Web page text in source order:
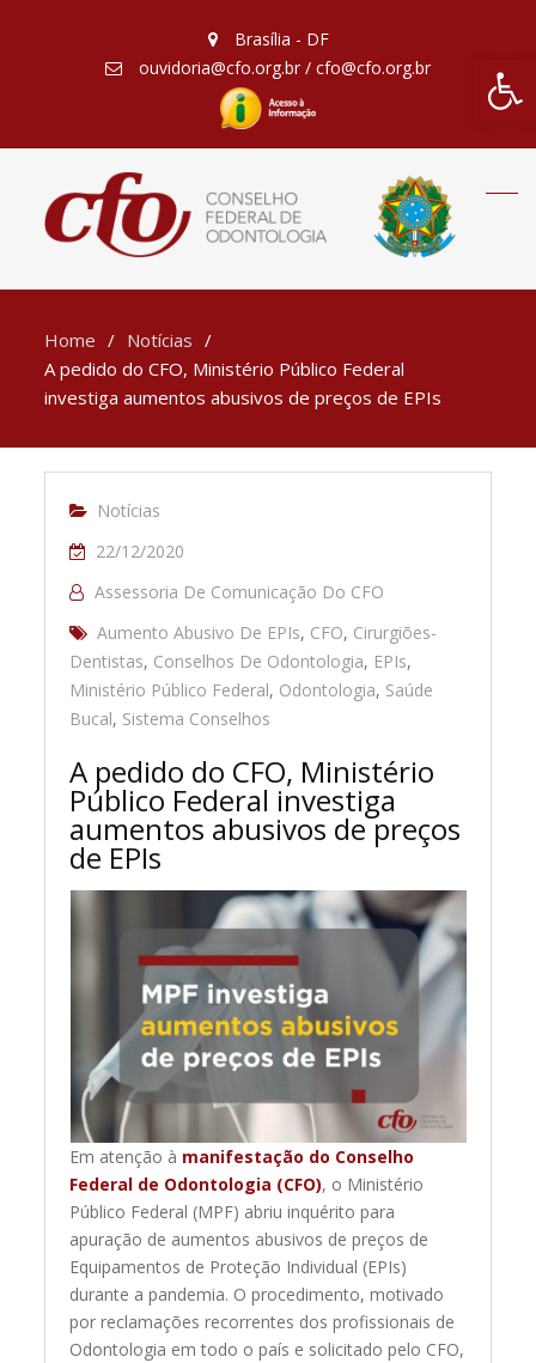
Barra
Brasília - DF
ouvidoria@cfo.org.br / cfo@cfo.org.br
Home
Notícias
A pedido do CFO, Ministério Público Federal
investiga aumentos abusivos de preços de EPIs
Notícias
22/12/2020
Assessoria De Comunicação Do CFO
Aumento Abusivo De EPIs, CFO, Cirurgiões-
Dentistas, Conselhos De Odontologia, EPIs,
Ministério Público Federal, Odontologia, Saúde
Bucal, Sistema Conselhos
A pedido do CFO, Ministério
Público Federal investiga
aumentos abusivos de preços
de EPIs
Em atenção à manifestação do Conselho
Federal de Odontologia (CFO), o Ministério
Público Federal (MPF) abriu inquérito para
apuração de aumentos abusivos de preços de
Equipamentos de Proteção Individual (EPIs)
durante a pandemia. O procedimento, motivado
por reclamações recorrentes dos profissionais de
Odontologia em todo o país e solicitado pelo CFO,